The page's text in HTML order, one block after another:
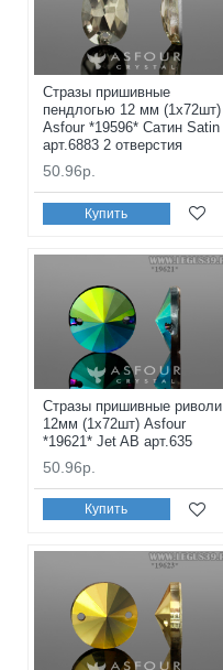
Стразы пришивные
пендлогью 12 мм (1x72шт)
Asfour *19596* Сатин Satin
арт.6883 2 отверстия
50.96р.
Купить
Стразы пришивные риволи
12мм (1x72шт) Asfour
*19621* Jet AB арт.635
50.96р.
Купить